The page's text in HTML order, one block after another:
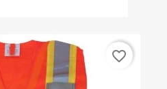
favorite_border